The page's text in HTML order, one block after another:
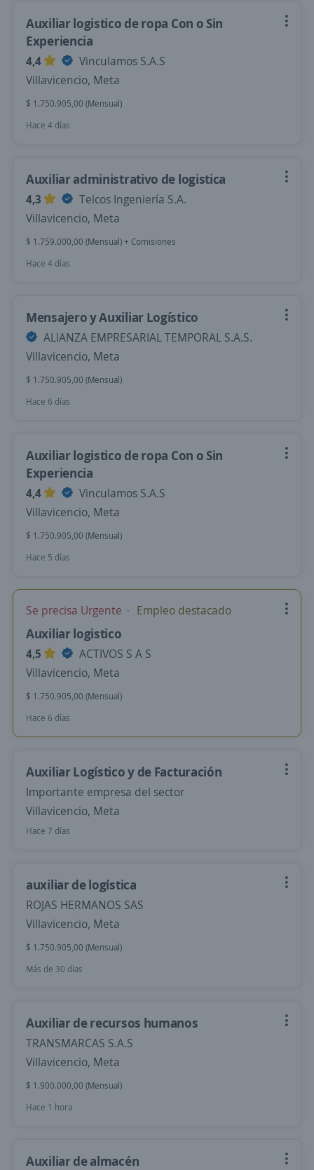
Auxiliar logistico de ropa Con o Sin
Experiencia
4,4
Vinculamos S.A.S
Villavicencio, Meta
$ 1.750.905,00 (Mensual)
Hace 4 días
Auxiliar administrativo de logistica
4,3
Telcos Ingeniería S.A.
Villavicencio, Meta
$ 1.759.000,00 (Mensual) + Comisiones
Hace 4 días
Mensajero y Auxiliar Logístico
ALIANZA EMPRESARIAL TEMPORAL S.A.S.
Villavicencio, Meta
$ 1.750.905,00 (Mensual)
Hace 6 días
Auxiliar logistico de ropa Con o Sin
Experiencia
4,4
Vinculamos S.A.S
Villavicencio, Meta
$ 1.750.905,00 (Mensual)
Hace 5 días
Se precisa Urgente Empleo destacado
Auxiliar logistico
4,5
ACTIVOS S A S
Villavicencio, Meta
$ 1.750.905,00 (Mensual)
Hace 6 días
Auxiliar Logístico y de Facturación
Importante empresa del sector
Villavicencio, Meta
Hace 7 días
auxiliar de logística
ROJAS HERMANOS SAS
Villavicencio, Meta
$ 1.750.905,00 (Mensual)
Más de 30 días
Auxiliar de recursos humanos
TRANSMARCAS S.A.S
Villavicencio, Meta
$ 1.900.000,00 (Mensual)
Hace 1 hora
Auxiliar de almacén